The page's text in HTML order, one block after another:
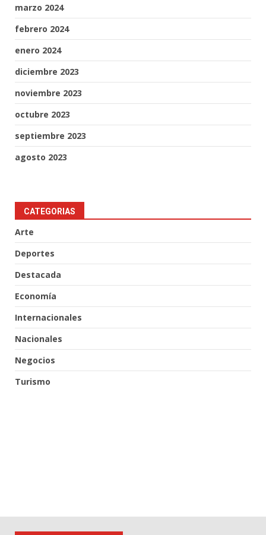
marzo 2024
febrero 2024
enero 2024
diciembre 2023
noviembre 2023
octubre 2023
septiembre 2023
agosto 2023
CATEGORIAS
Arte
Deportes
Destacada
Economía
Internacionales
Nacionales
Negocios
Turismo